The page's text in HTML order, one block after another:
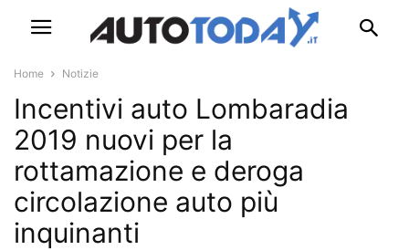
Home Notizie
Incentivi auto Lombaradia
2019 nuovi per la
rottamazione e deroga
circolazione auto più
inquinanti